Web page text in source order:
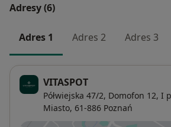
Adresy (6)
Adres 1 Adres 2 Adres 3
VITASPOT
Półwiejska 47/2, Domofon 12, I
Miasto, 61-886 Poznań